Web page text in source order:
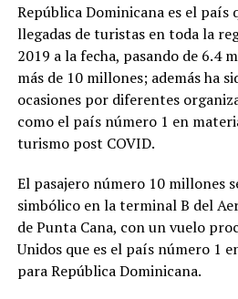
República Dominicana es el país
llegadas de turistas en toda la
2019 a la fecha, pasando de 6.4
más de 10 millones; además ha
ocasiones por diferentes
como el país número 1 en
turismo post COVID.
El pasajero número 10 millones
simbólico en la terminal B del
de Punta Cana, con un vuelo
Unidos que es el país número 1
para República Dominicana.